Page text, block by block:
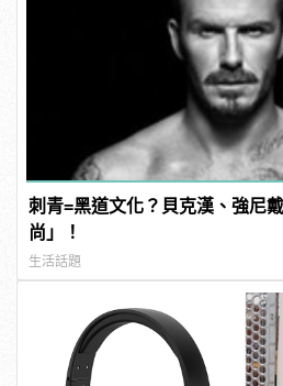
刺青=黑道文化？貝克漢、強尼
尚」！
生活話題